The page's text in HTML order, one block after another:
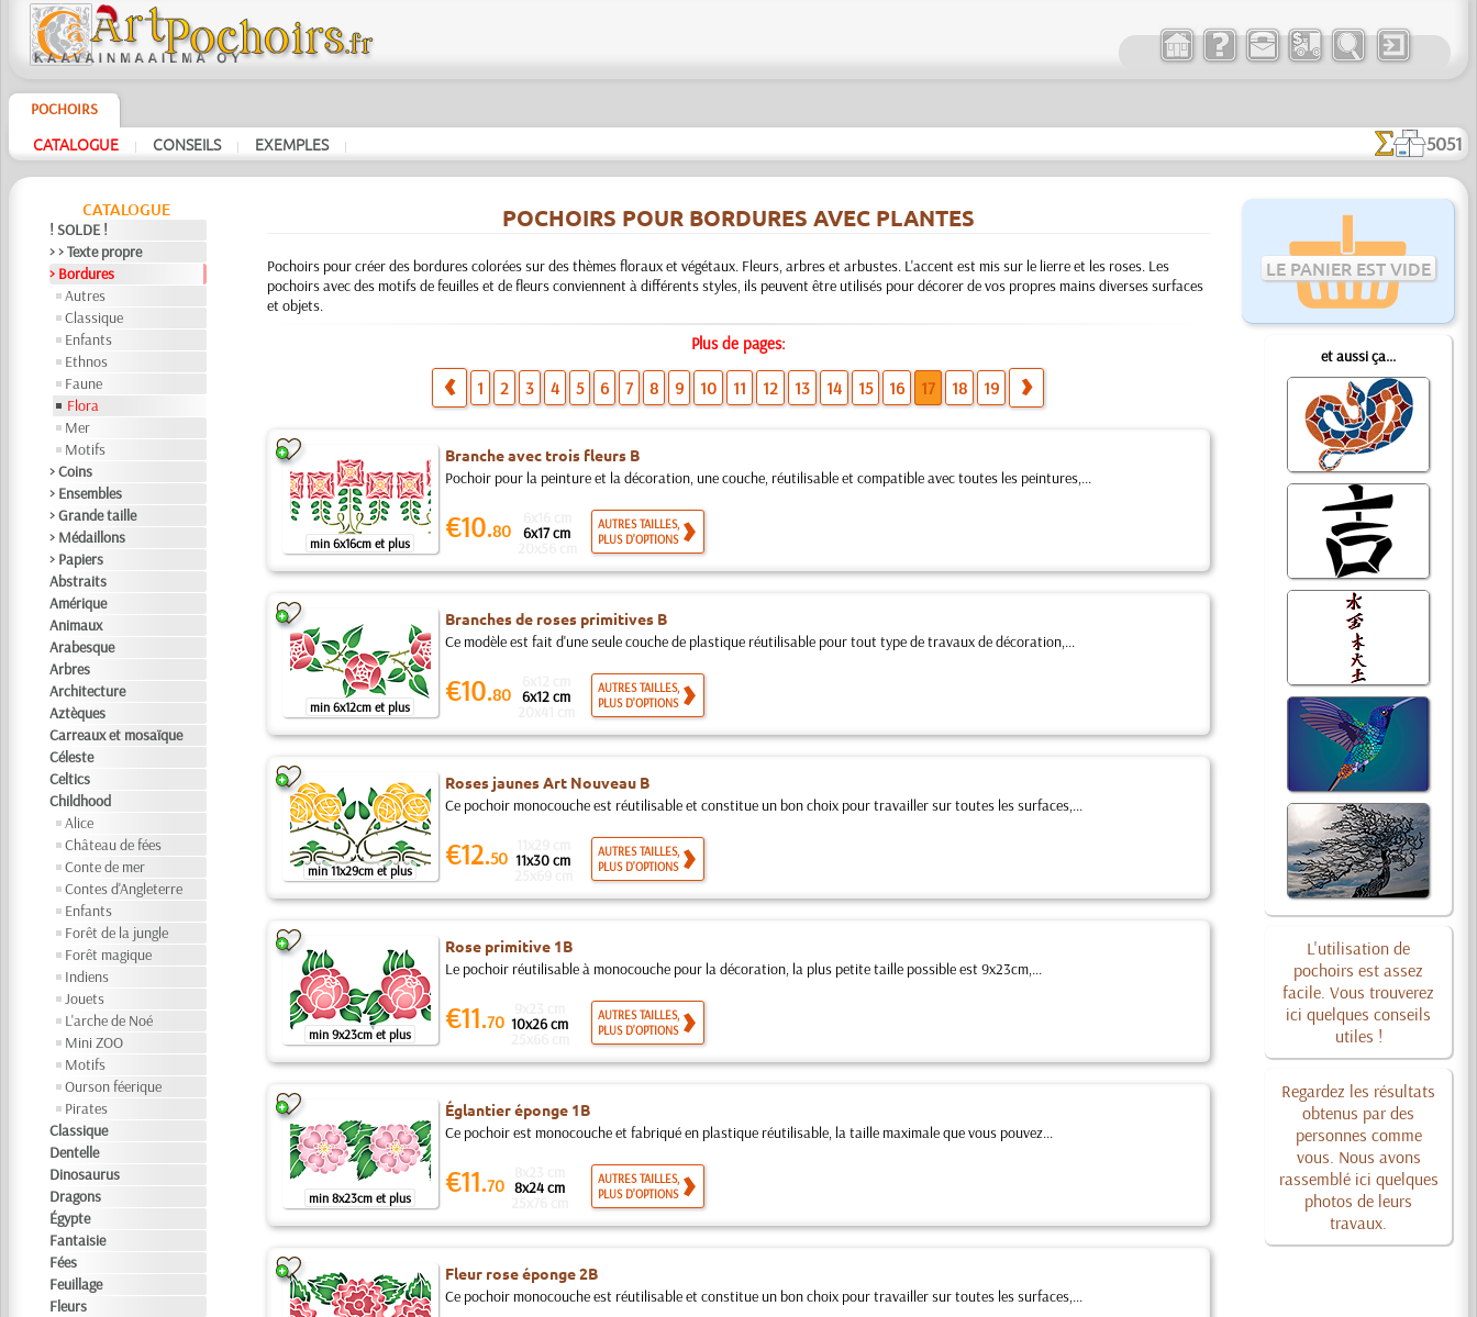
POCHOIRS
CATALOGUE | CONSEILS | EXEMPLES | 5051
CATALOGUE
! SOLDE !
> > Texte propre
> Bordures
Autres
Classique
Enfants
Ethnos
Faune
Flora
Mer
Motifs
> Coins
> Ensembles
> Grande taille
> Médaillons
> Papiers
Abstraits
Amérique
Animaux
Arabesque
Arbres
Architecture
Aztèques
Carreaux et mosaïque
Céleste
Celtics
Childhood
Alice
Château de fées
Conte de mer
Contes d'Angleterre
Enfants
Forêt de la jungle
Forêt magique
Indiens
Jouets
L'arche de Noé
Mini ZOO
Motifs
Ourson féerique
Pirates
Classique
Dentelle
Dinosaurus
Dragons
Égypte
Fantaisie
Fées
Feuillage
Fleurs
LE PANIER EST VIDE
et aussi ça...
L'utilisation de
pochoirs est assez
facile. Vous trouverez
ici quelques conseils
utiles !
Regardez les résultats
obtenus par des
personnes comme
vous. Nous avons
rassemblé ici quelques
photos de leurs
travaux.
POCHOIRS POUR BORDURES AVEC PLANTES
Pochoirs pour créer des bordures colorées sur des thèmes floraux et végétaux. Fleurs, arbres et arbustes. L'accent est mis sur le lierre et les roses. Les
pochoirs avec des motifs de feuilles et de fleurs conviennent à différents styles, ils peuvent être utilisés pour décorer de vos propres mains diverses surfaces
et objets.
Plus de pages:
1 2 3 4 5 6 7 8 9 10 11 12 13 14 15 16 17 18 19
min 6x16cm et plus
Branche avec trois fleurs B
Pochoir pour la peinture et la décoration, une couche, réutilisable et compatible avec toutes les peintures,...
€10.80 6x17 cm
AUTRES TAILLES,
PLUS D'OPTIONS
min 6x12cm et plus
Branches de roses primitives B
Ce modèle est fait d'une seule couche de plastique réutilisable pour tout type de travaux de décoration,...
€10.80 6x12 cm
AUTRES TAILLES,
PLUS D'OPTIONS
min 11x29cm et plus
Roses jaunes Art Nouveau B
Ce pochoir monocouche est réutilisable et constitue un bon choix pour travailler sur toutes les surfaces,...
€12.50 11x30 cm
AUTRES TAILLES,
PLUS D'OPTIONS
min 9x23cm et plus
Rose primitive 1B
Le pochoir réutilisable à monocouche pour la décoration, la plus petite taille possible est 9x23cm,...
€11.70 10x26 cm
AUTRES TAILLES,
PLUS D'OPTIONS
min 8x23cm et plus
Églantier éponge 1B
Ce pochoir est monocouche et fabriqué en plastique réutilisable, la taille maximale que vous pouvez...
€11.70 8x24 cm
AUTRES TAILLES,
PLUS D'OPTIONS
Fleur rose éponge 2B
Ce pochoir monocouche est réutilisable et constitue un bon choix pour travailler sur toutes les surfaces,...